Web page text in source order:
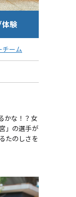
験
チーム
かな！？女
」の選手が
たのしさを